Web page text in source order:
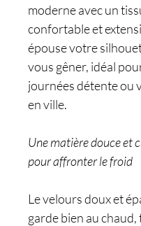
moderne avec un
confortable et
épouse votre
vous gêner, idéal
journées détente ou
en ville.
Une matière douce et
pour affronter le froid
Le velours doux et
garde bien au chaud,